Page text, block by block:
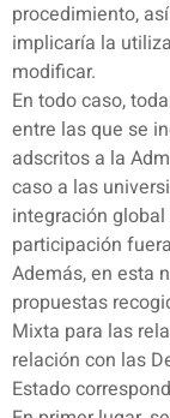
procedimiento,
implicaría la
modificar.
En todo caso,
entre las que se
adscritos a la
caso a las
integración
participación
Además, en esta
propuestas
Mixta para las
relación con las
Estado